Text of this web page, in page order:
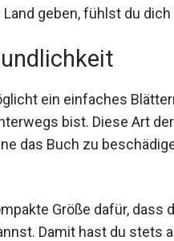
Land geben, fühlst du
ein einfaches
bist. Diese Art
das Buch zu
Größe dafür, dass
Damit hast du stets